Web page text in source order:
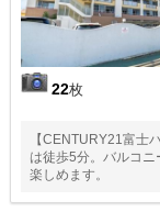
22枚
【CENTURY21富士
は徒歩5分。バルコ
楽しめます。